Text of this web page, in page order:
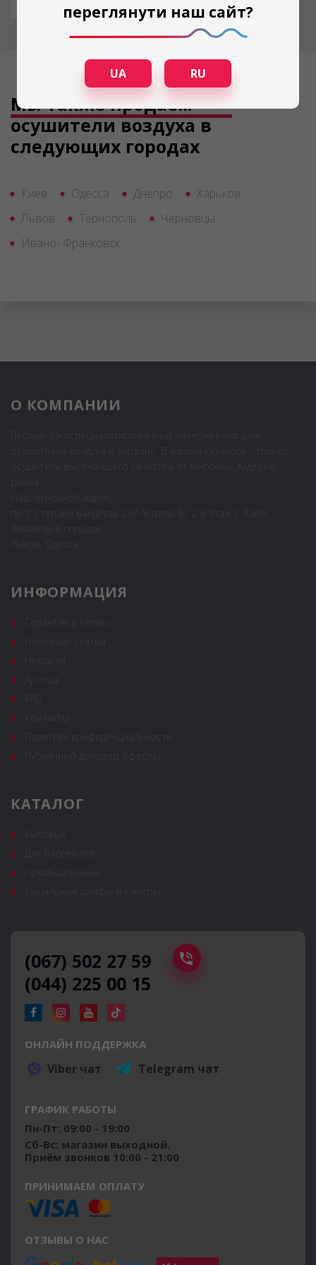
Мы также продаем
осушители воздуха в
следующих городах
Киев Одесса Днепро
Харьков
Львов
Тернополь
Черновцы
Ивано- Франковск
О КОМПАНИИ
ИНФОРМАЦИЯ
КАТАЛОГ
(067) 502 27 59
(044) 225 00 15
ОНЛАЙН ПОДДЕРЖКА
Viber чат Telegram чат
ГРАФИК РАБОТЫ
Пн-Пт: 09:00 - 19:00
Сб-Вс: магазин выходной.
Приём звонков 10:00 - 21:00
ПРИНИМАЕМ ОПЛАТУ
ОТЗЫВЫ О НАС
переглянути наш сайт?
UA RU